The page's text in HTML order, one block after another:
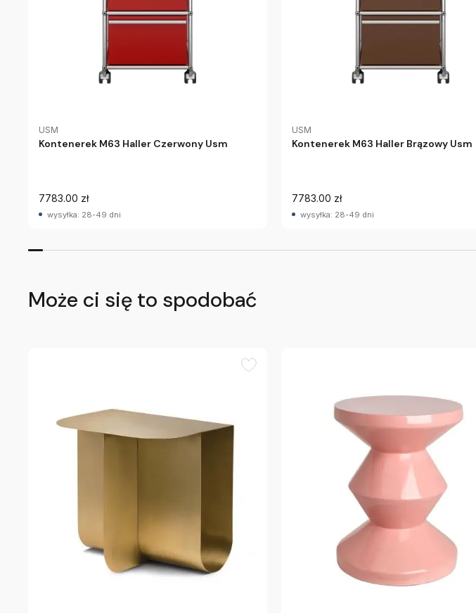
USM
Kontenerek M63 Haller Czerwony Usm
7783.00 zł
wysyłka: 28-49 dni
USM
Kontenerek M63 Haller Brązowy Usm
7783.00 zł
wysyłka: 28-49 dni
Może ci się to spodobać